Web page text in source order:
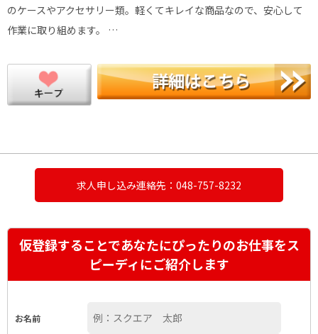
のケースやアクセサリー類。軽くてキレイな商品なので、安心して
作業に取り組めます。 …
求人申し込み連絡先：048-757-8232
仮登録することであなたにぴったりのお仕事をス
ピーディにご紹介します
お名前